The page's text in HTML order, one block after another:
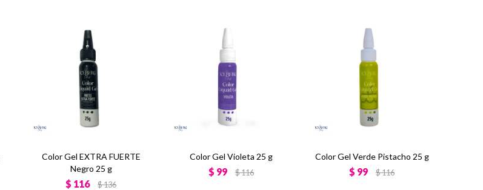
Color Gel EXTRA FUERTE
Negro 25 g
$ 116 $136
Color Gel Violeta 25 g
$ 99 $116
Color Gel Verde Pistacho 25 g
$ 99 $116